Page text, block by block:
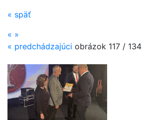
« späť
« »
« predchádzajúci obrázok 117 / 134